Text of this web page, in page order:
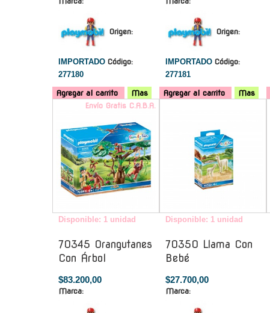
Origen:
IMPORTADO Código:
277180
Agregar al carrito Mas
Origen:
IMPORTADO Código:
277181
Agregar al carrito Mas
Envío Gratis C.A.B.A.
Disponible: 1 unidad
70345 Orangutanes
Con Árbol
$83.200,00
Marca:
Disponible: 1 unidad
70350 Llama Con
Bebé
$27.700,00
Marca: